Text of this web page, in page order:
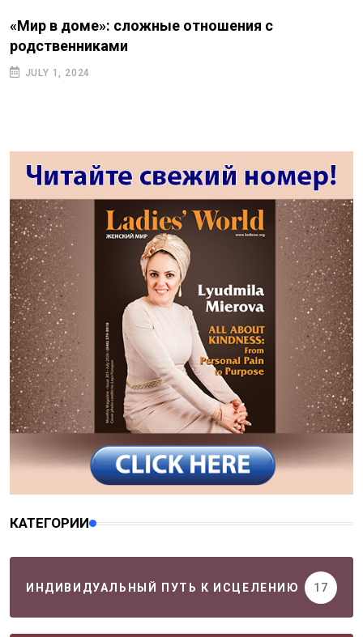
«Мир в доме»: сложные отношения с
родственниками
JULY 1, 2024
КАТЕГОРИИ
ИНДИВИДУАЛЬНЫЙ ПУТЬ К ИСЦЕЛЕНИЮ 17